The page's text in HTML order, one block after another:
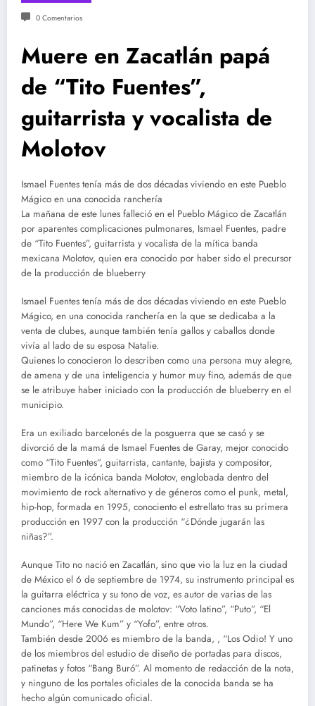
0 Comentarios
Muere en Zacatlán papá
de “Tito Fuentes”,
guitarrista y vocalista de
Molotov
Ismael Fuentes tenía más de dos décadas viviendo en este Pueblo
Mágico en una conocida ranchería
La mañana de este lunes falleció en el Pueblo Mágico de Zacatlán
por aparentes complicaciones pulmonares, Ismael Fuentes, padre
de “Tito Fuentes”, guitarrista y vocalista de la mítica banda
mexicana Molotov, quien era conocido por haber sido el precursor
de la producción de blueberry
Ismael Fuentes tenía más de dos décadas viviendo en este Pueblo
Mágico, en una conocida ranchería en la que se dedicaba a la
venta de clubes, aunque también tenía gallos y caballos donde
vivía al lado de su esposa Natalie.
Quienes lo conocieron lo describen como una persona muy alegre,
de amena y de una inteligencia y humor muy fino, además de que
se le atribuye haber iniciado con la producción de blueberry en el
municipio.
Era un exiliado barcelonés de la posguerra que se casó y se
divorció de la mamá de Ismael Fuentes de Garay, mejor conocido
como “Tito Fuentes”, guitarrista, cantante, bajista y compositor,
miembro de la icónica banda Molotov, englobada dentro del
movimiento de rock alternativo y de géneros como el punk, metal,
hip-hop, formada en 1995, conociento el estrellato tras su primera
producción en 1997 con la producción “¿Dónde jugarán las
niñas?”.
Aunque Tito no nació en Zacatlán, sino que vio la luz en la ciudad
de México el 6 de septiembre de 1974, su instrumento principal es
la guitarra eléctrica y su tono de voz, es autor de varias de las
canciones más conocidas de molotov: “Voto latino”, “Puto”, “El
Mundo”, “Here We Kum” y “Yofo”, entre otros.
También desde 2006 es miembro de la banda, , “Los Odio! Y uno
de los miembros del estudio de diseño de portadas para discos,
patinetas y fotos “Bang Buró”. Al momento de redacción de la nota,
y ninguno de los portales oficiales de la conocida banda se ha
hecho algún comunicado oficial.